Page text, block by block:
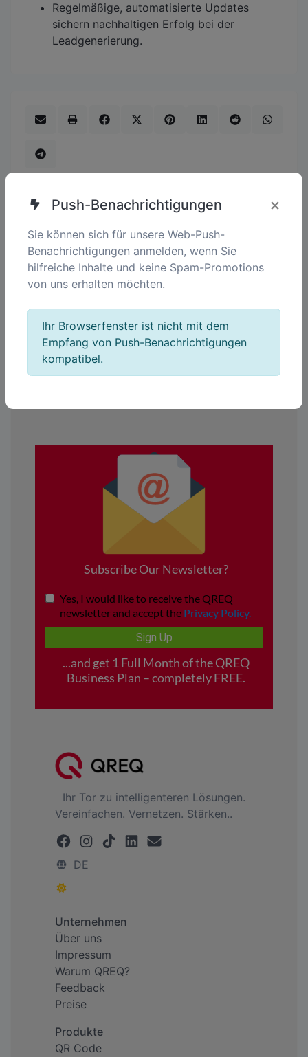
Regelmäßige, automatisierte Updates
sichern nachhaltigen Erfolg bei der
Leadgenerierung.
Ihr Tor zu intelligenteren Lösungen.
Vereinfachen. Vernetzen. Stärken..
DE
Unternehmen
Über uns
Impressum
Warum QREQ?
Feedback
Preise
Produkte
QR Code
Push-Benachrichtigungen ×
Sie können sich für unsere Web-Push-
Benachrichtigungen anmelden, wenn Sie
hilfreiche Inhalte und keine Spam-Promotions
von uns erhalten möchten.
Ihr Browserfenster ist nicht mit dem
Empfang von Push-Benachrichtigungen
kompatibel.